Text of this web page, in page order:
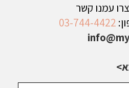
עמנו קשר
03-744-4422